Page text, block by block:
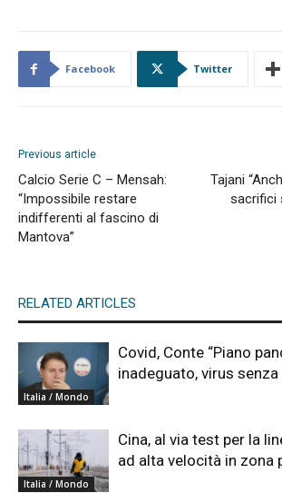
Facebook Twitter
Previous article
Calcio Serie C – Mensah:
“Impossibile restare
indifferenti al fascino di
Mantova”
Tajani
sacrifici
RELATED ARTICLES
Italia / Mondo
Covid, Conte “Piano
inadeguato, virus senza
Italia / Mondo
Cina, al via test per la
ad alta velocità in zona